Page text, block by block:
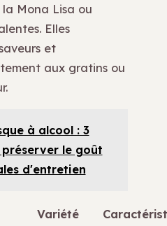
la Mona Lisa ou
Elles
et
aux gratins ou
à alcool : 3
le goût
d'entretien
Variété